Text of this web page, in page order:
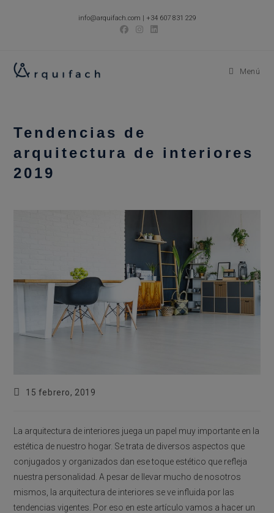
info@arquifach.com | +34 607 831 229
Menú
Tendencias de
arquitectura de interiores
2019
Publicación
entrada:
15 febrero, 2019
La arquitectura de interiores juega un papel muy importante en la
estética de nuestro hogar. Se trata de diversos aspectos que
conjugados y organizados dan ese toque estético que refleja
nuestra personalidad. A pesar de llevar mucho de nosotros
mismos, la arquitectura de interiores se ve influida por las
tendencias vigentes. Por eso en este artículo vamos a hacer un